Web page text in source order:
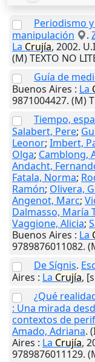
Periodismo
manipulación
.
La Crujía, 2002.
(M) TEXTO NO
Guía de
Buenos Aires : La
9871004427. (M)
Tiempo,
Salabert, Pere;
Leonor; Imbert,
Olga; Camblong,
Andacht,
Fatala, Norma;
Ramón; Olivera,
Angenot, Marc;
Dalmasso, María
Vaggione, Alicia;
Buenos Aires : La
9789876011082.
De Sígnis.
Aires : La Crujía,
¿Qué
: Una mirada
contextos de
Amado, Adriana.
Aires : La Crujía,
9789876011129.